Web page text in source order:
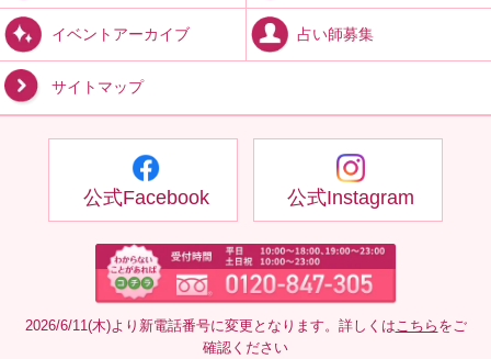
イベントアーカイブ 占い師募集
サイトマップ
公式Facebook 公式Instagram
2026/6/11(木)より新電話番号に変更となります。詳しくは こちら をご
確認ください